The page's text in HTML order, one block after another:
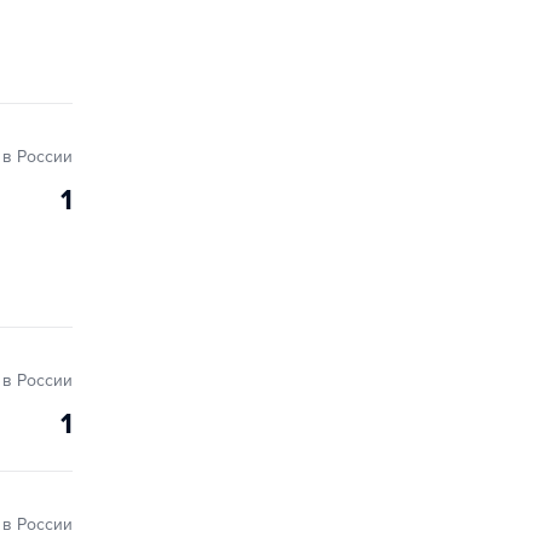
в России
1
в России
1
в России